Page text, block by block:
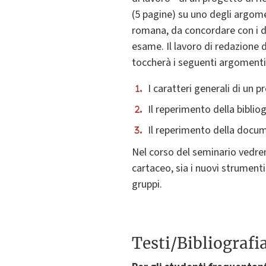
(5 pagine) su uno degli
romana, da concordare con
esame. Il lavoro di redazione
toccherà i seguenti
I caratteri generali di un
Il reperimento della
Il reperimento della
Nel corso del seminario
cartaceo, sia i nuovi
gruppi.
Testi/